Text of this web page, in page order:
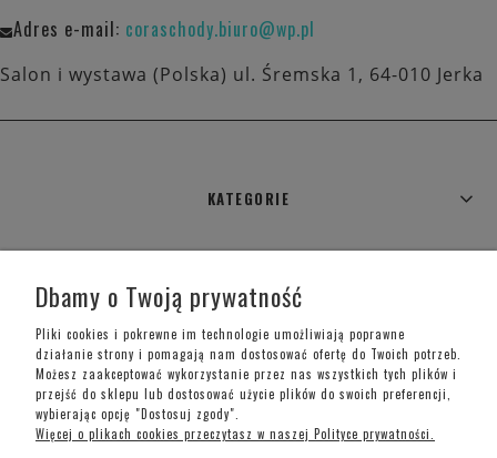
Adres e-mail: coraschody.biuro@wp.pl
Salon i wystawa (Polska) ul. Śremska 1, 64-010 Jerka
KATEGORIE
MOJE KONTO
INFORMACJE O SKLEPIE
Dbamy o Twoją prywatność
Pliki cookies i pokrewne im technologie umożliwiają poprawne
działanie strony i pomagają nam dostosować ofertę do Twoich potrzeb.
Możesz zaakceptować wykorzystanie przez nas wszystkich tych plików i
przejść do sklepu lub dostosować użycie plików do swoich preferencji,
wybierając opcję "Dostosuj zgody".
Więcej o plikach cookies przeczytasz w naszej Polityce prywatności.